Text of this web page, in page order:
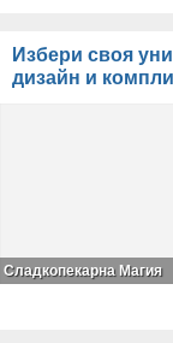
Избери своя
дизайн и
Сладкопекарна Магия